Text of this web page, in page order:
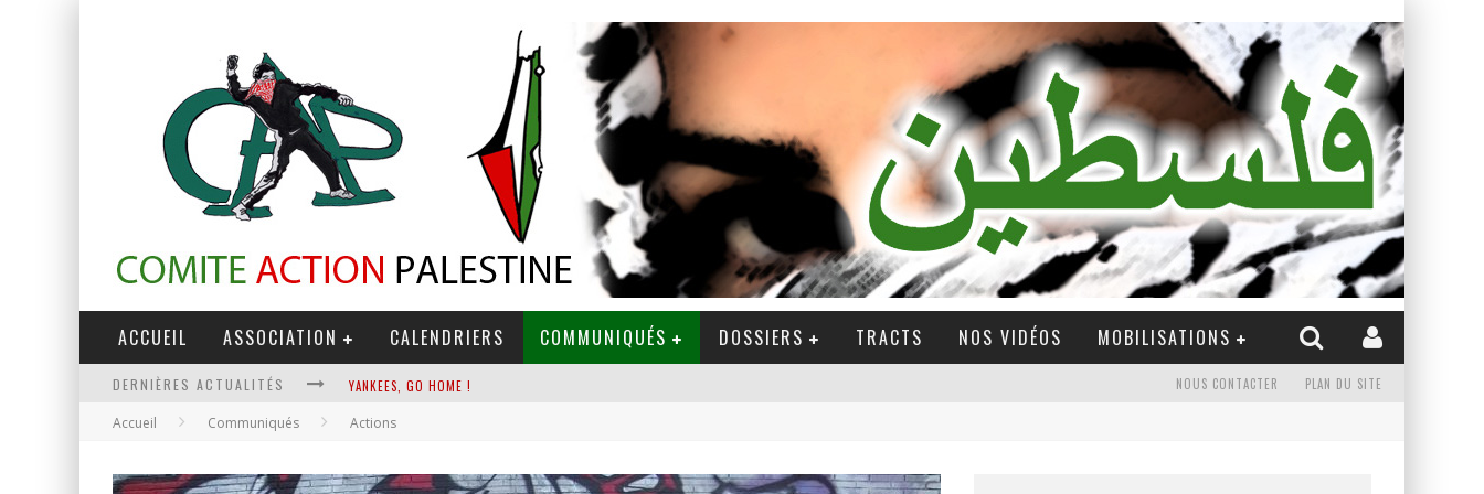
ACCUEIL ASSOCIATION CALENDRIERS COMMUNIQUÉS DOSSIERS TRACTS NOS VIDÉOS MOBILISATIONS
DERNIÈRES ACTUALITÉS YANKEES, GO HOME !
CHANTAGE TERRORISTE
LA RÉVOLUTION OU RIEN
NOUS CONTACTER PLAN DU SITE
Accueil Communiqués Actions